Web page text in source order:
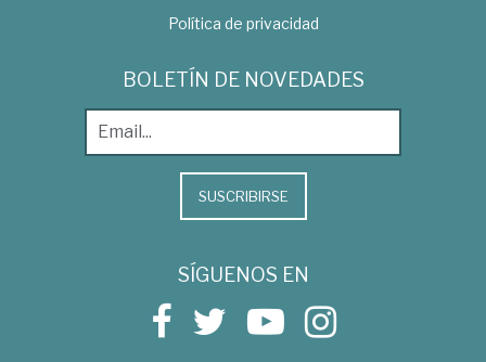
Política de privacidad
BOLETÍN DE NOVEDADES
SUSCRIBIRSE
SÍGUENOS EN